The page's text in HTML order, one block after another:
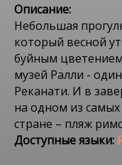
Описание:
Небольшая
который весной
буйным
музей Ралли -
Реканати. И в
на одном из
стране – пляж
Доступные языки: